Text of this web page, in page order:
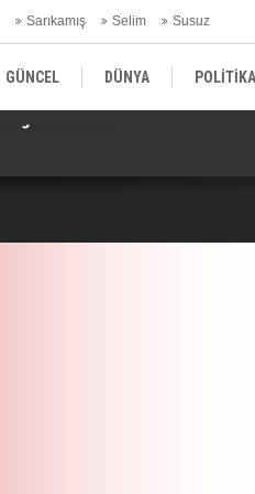
Sarıkamış Selim Susuz
GÜNCEL DÜNYA POLİTİKA